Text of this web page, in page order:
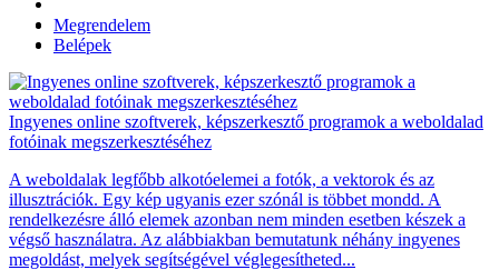
Megrendelem
Belépek
Ingyenes online szoftverek, képszerkesztő programok a weboldalad
fotóinak megszerkesztéséhez
A weboldalak legfőbb alkotóelemei a fotók, a vektorok és az
illusztrációk. Egy kép ugyanis ezer szónál is többet mondd. A
rendelkezésre álló elemek azonban nem minden esetben készek a
végső használatra. Az alábbiakban bemutatunk néhány ingyenes
megoldást, melyek segítségével véglegesítheted...